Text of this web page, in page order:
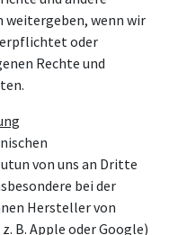
weitergeben, wenn wir
oder
Rechte und
von uns an Dritte
bei der
Hersteller von
B. Apple oder Google)